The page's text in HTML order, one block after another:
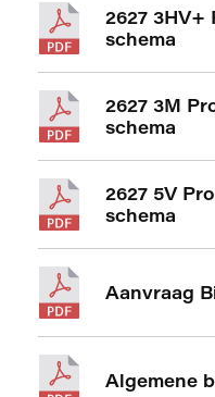
2627 3HV+
schema
2627 3M
schema
2627 5V
schema
Aanvraag
Algemene